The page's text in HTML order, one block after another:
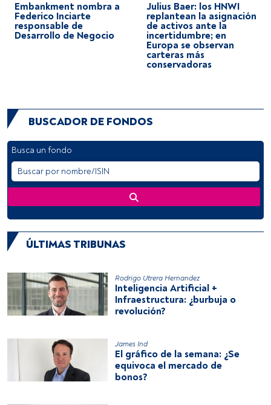
Embankment nombra a
Federico Inciarte
responsable de
Desarrollo de Negocio
Julius Baer: los HNWI
replantean la asignación
de activos ante la
incertidumbre; en
Europa se observan
carteras más
conservadoras
BUSCADOR DE FONDOS
Busca un fondo
ÚLTIMAS TRIBUNAS
Rodrigo Utrera Hernandez
Inteligencia Artificial +
Infraestructura: ¿burbuja o
revolución?
James Ind
El gráfico de la semana: ¿Se
equivoca el mercado de
bonos?